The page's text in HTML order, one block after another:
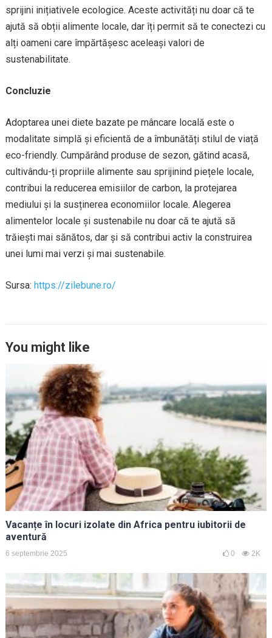
sprijini inițiativele ecologice. Aceste activități nu doar că te
ajută să obții alimente locale, dar îți permit să te conectezi cu
alți oameni care împărtășesc aceleași valori de
sustenabilitate.
Concluzie
Adoptarea unei diete bazate pe mâncare locală este o
modalitate simplă și eficientă de a îmbunătăți stilul de viață
eco-friendly. Cumpărând produse de sezon, gătind acasă,
cultivându-ți propriile alimente sau sprijinind piețele locale,
contribui la reducerea emisiilor de carbon, la protejarea
mediului și la susținerea economiilor locale. Alegerea
alimentelor locale și sustenabile nu doar că te ajută să
trăiești mai sănătos, dar și să contribui activ la construirea
unei lumi mai verzi și mai sustenabile.
Sursa: https://zilebune.ro/
You might like
Vacanțe în locuri izolate din Africa pentru iubitorii de
aventură
6 septembrie 2025 0 2K